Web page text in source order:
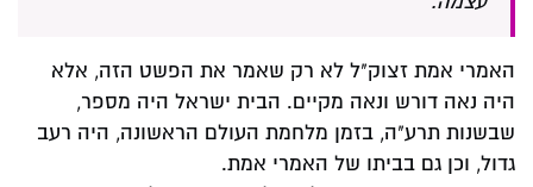
האמרי אמת זצוק"ל לא רק שאמר את הפשט הזה, אלא
היה נאה דורש ונאה מקיים. הבית ישראל היה מספר,
שבשנות תרע"ה, בזמן מלחמת העולם הראשונה, היה רעב
גדול, וכן גם בביתו של האמרי אמת.